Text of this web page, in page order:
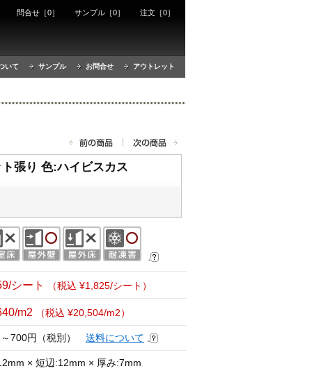
いて サンプル お問合せ アウトレット
ト 問合せ［0］ サンプル［0］ 注文［0］
張り 色:ハイビスカス
シート （税込 ¥1,825/シート）
m2 （税込 ¥20,504/m2）
700円（税別） 送料について
× 短辺:12mm × 厚み:7mm